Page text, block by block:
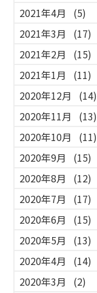
2021年4月
(5)
2021年3月
(17)
2021年2月
(15)
2021年1月
(11)
2020年12月
(14)
2020年11月
(13)
2020年10月
(11)
2020年9月
(15)
2020年8月
(12)
2020年7月
(17)
2020年6月
(15)
2020年5月
(13)
2020年4月
(14)
2020年3月
(2)